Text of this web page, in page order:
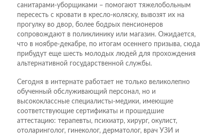
санитарами-уборщиками – помогают тяжелобольным
пересесть с кровати в кресло-коляску, вывозят их на
прогулку во двор, более бодрых пенсионеров
сопровождают в поликлинику или магазин. Ожидается,
что в ноябре-декабре, по итогам осеннего призыва, сюда
прибудут еще шесть молодых людей для прохождения
альтернативной государственной службы.
Сегодня в интернате работает не только великолепно
обученный обслуживающий персонал, но и
высококлассные специалисты-медики, имеющие
соответствующие сертификаты и прошедшие
аттестацию: терапевты, психиатр, хирург, окулист,
отоларинголог, гинеколог, дерматолог, врач УЗИ и